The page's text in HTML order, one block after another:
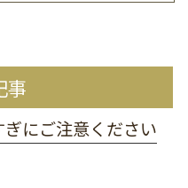
事
にご注意ください